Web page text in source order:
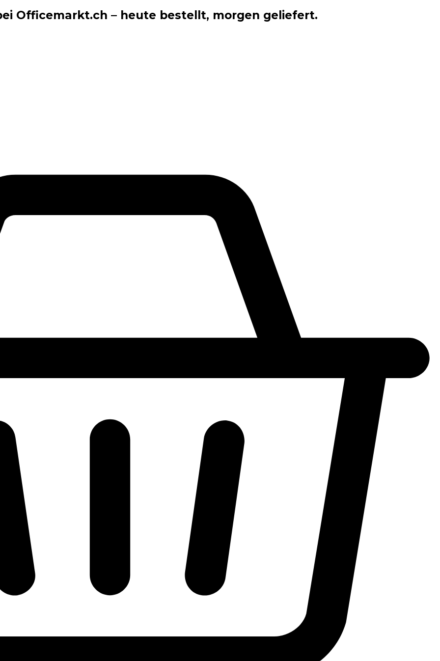
Officemarkt.ch – heute bestellt, morgen geliefert.